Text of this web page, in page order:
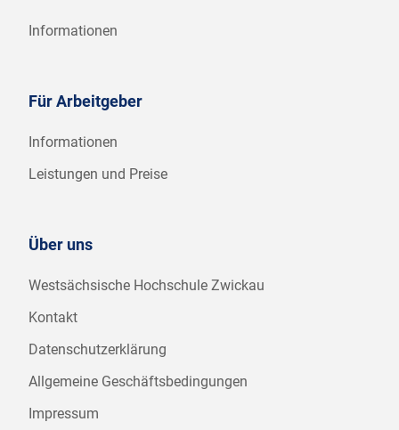
Informationen
Für Arbeitgeber
Informationen
Leistungen und Preise
Über uns
Westsächsische Hochschule Zwickau
Kontakt
Datenschutzerklärung
Allgemeine Geschäftsbedingungen
Impressum